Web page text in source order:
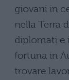
giovani in
nella Terra
diplomati e
fortuna in
trovare